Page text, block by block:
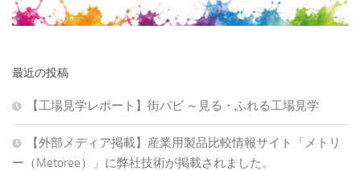
最近の投稿
【工場見学レポート】街パビ ～見る・ふれる工場見学
【外部メディア掲載】産業用製品比較情報サイト「メトリ
ー（Metoree）」に弊社技術が掲載されました。